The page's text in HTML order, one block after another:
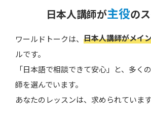
日本人講師が主役の
ワールドトークは、 日本人講師がメイ
ルです。
「日本語で相談できて安心」と、多く
師を選んでいます。
あなたのレッスンは、求められています